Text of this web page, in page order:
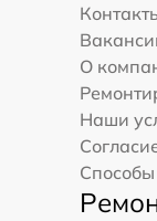
О
Наши